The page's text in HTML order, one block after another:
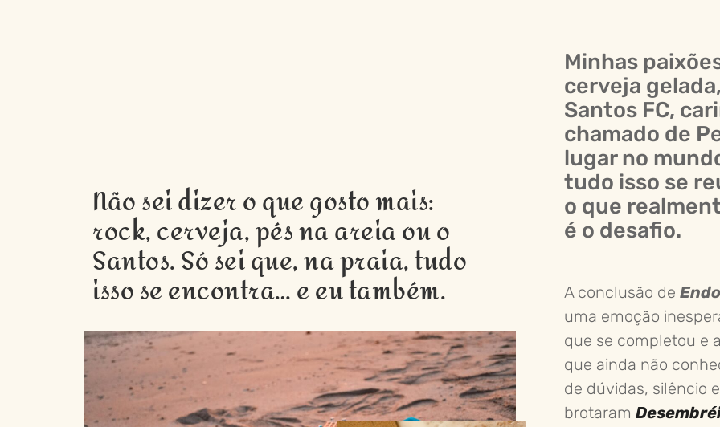
Não sei dizer o que gosto mais:
rock, cerveja, pés na areia ou o
Santos. Só sei que, na praia, tudo
isso se encontra… e eu também.
Minhas
cerveja
Santos FC,
chamado de
lugar no
tudo isso se
o que
é o desafio.
A conclusão de
uma emoção
que se completou e
que ainda não
de dúvidas, silêncio
brotaram